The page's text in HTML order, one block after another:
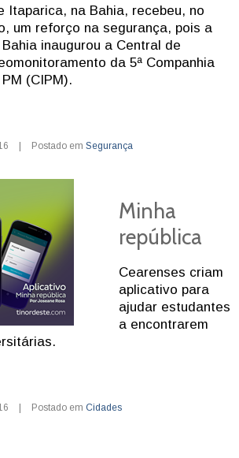
Itaparica, na Bahia, recebeu, no
um reforço na segurança, pois a
inaugurou a Central de
da 5ª Companhia
(CIPM).
| Postado em Segurança
Minha
república
Cearenses criam
aplicativo para
ajudar estudantes
a encontrarem
| Postado em Cidades